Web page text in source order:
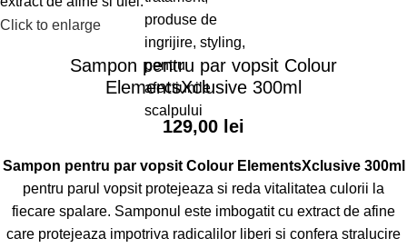
Click to enlarge
Sampon pentru par vopsit Colour
ElementsXclusive 300ml
129,00 lei
Sampon pentru par vopsit Colour ElementsXclusive 300ml
pentru parul vopsit protejeaza si reda vitalitatea culorii la
fiecare spalare. Samponul este imbogatit cu extract de afine
care protejeaza impotriva radicalilor liberi si confera stralucire